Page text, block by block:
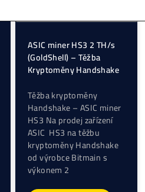
ASIC miner HS3 2 TH/s
(GoldShell) – Těžba
Kryptoměny
Těžba kryptoměny
Handshake – ASIC
HS3 Na prodej zařízení
ASIC HS3 na těžbu
kryptoměny